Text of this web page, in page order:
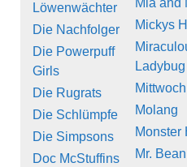
Löwenwächter
Die Nachfolger
Die Powerpuff
Girls
Die Rugrats
Die Schlümpfe
Die Simpsons
Doc McStuffins
Mia and
Mickys
Ladybug
Mittwoch
Molang
Monster
Mr. Bean